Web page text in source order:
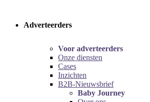
Adverteerders
Voor adverteerders
Onze diensten
Cases
Inzichten
B2B-Nieuwsbrief
Baby Journey